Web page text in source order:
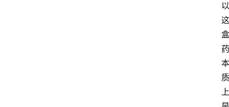
以
这
盒
药
本
质
上